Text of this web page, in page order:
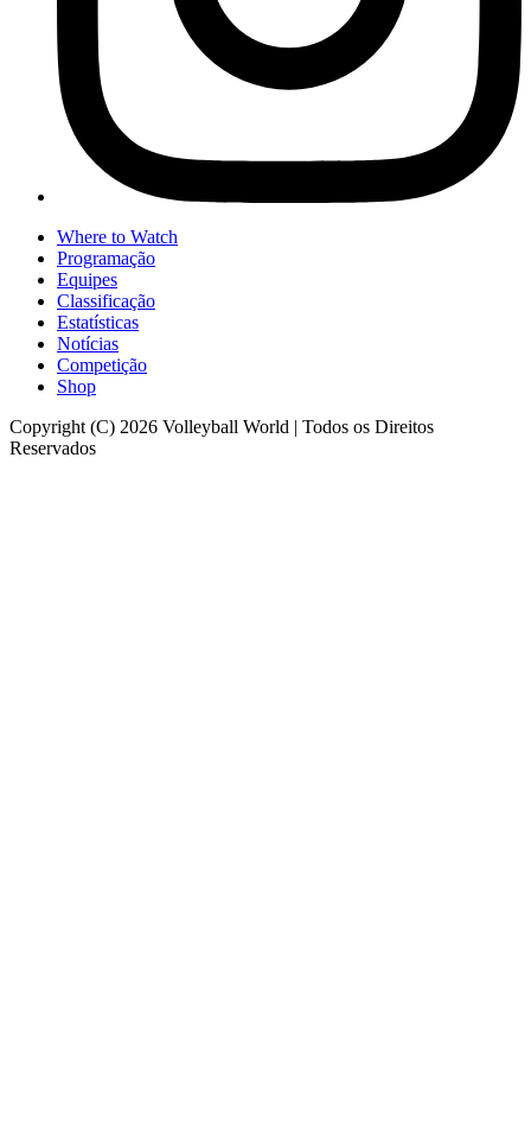
Where to Watch
Programação
Equipes
Classificação
Estatísticas
Notícias
Competição
Shop
Copyright (C) 2026 Volleyball World | Todos os Direitos
Reservados